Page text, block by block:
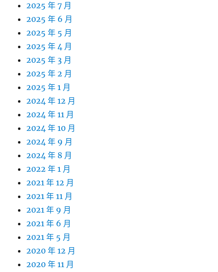
2025 年 7 月
2025 年 6 月
2025 年 5 月
2025 年 4 月
2025 年 3 月
2025 年 2 月
2025 年 1 月
2024 年 12 月
2024 年 11 月
2024 年 10 月
2024 年 9 月
2024 年 8 月
2022 年 1 月
2021 年 12 月
2021 年 11 月
2021 年 9 月
2021 年 6 月
2021 年 5 月
2020 年 12 月
2020 年 11 月